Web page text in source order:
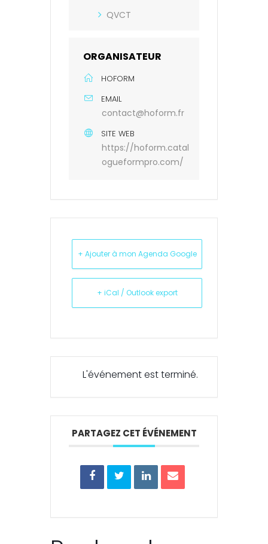
QVCT
ORGANISATEUR
HOFORM
EMAIL
contact@hoform.fr
SITE WEB
https://hoform.catal
ogueformpro.com/
+ Ajouter à mon Agenda Google
+ iCal / Outlook export
L'événement est terminé.
PARTAGEZ CET ÉVÉNEMENT